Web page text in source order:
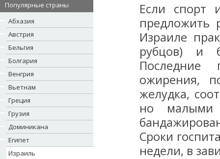
Популярные страны
Абхазия
Австрия
Бельгия
Болгария
Венгрия
Вьетнам
Греция
Грузия
Доминикана
Египет
Израиль
Если спорт
предложить
Израиле
рубцов) и
Последние
ожирения,
желудка,
но малыми
Сроки
недели, в